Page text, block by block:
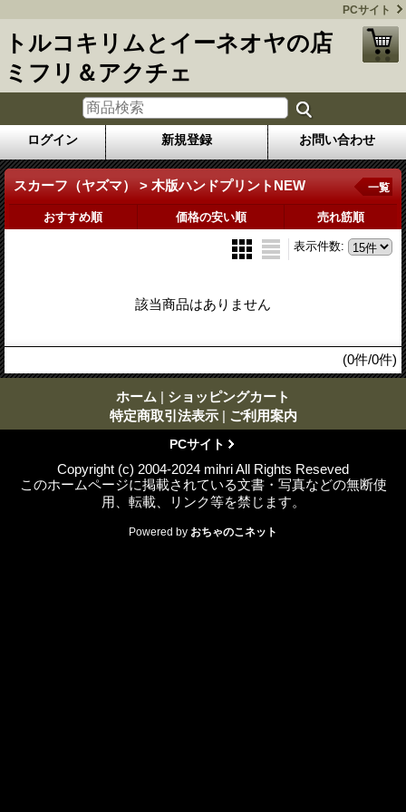
PCサイト
トルコキリムとイーネオヤの店
ミフリ＆アクチェ
ログイン 新規登録 お問い合わせ
スカーフ（ヤズマ） > 木版ハンドプリントNEW 一覧
おすすめ順 価格の安い順 売れ筋順
表示件数:
該当商品はありません
(0件/0件)
ホーム | ショッピングカート
特定商取引法表示 | ご利用案内
PCサイト
Copyright (c) 2004-2024 mihri All Rights Reseved
このホームページに掲載されている文書・写真などの無断使
用、転載、リンク等を禁じます。
Powered by おちゃのこネット